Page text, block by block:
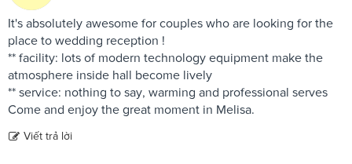
It's absolutely awesome for couples who are looking for the
place to wedding reception !
** facility: lots of modern technology equipment make the
atmosphere inside hall become lively
** service: nothing to say, warming and professional serves
Come and enjoy the great moment in Melisa.
Viết trả lời